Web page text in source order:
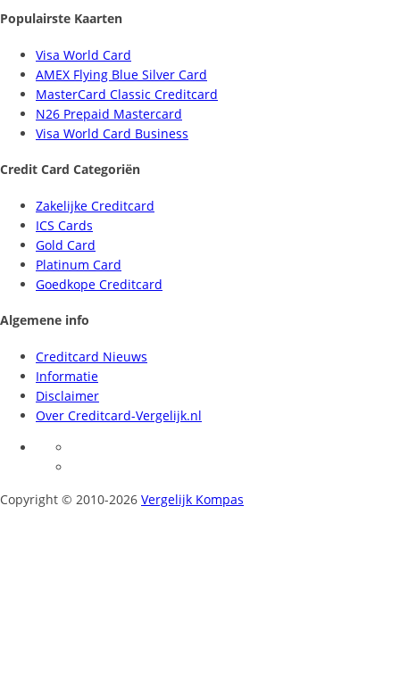
Populairste Kaarten
Visa World Card
AMEX Flying Blue Silver Card
MasterCard Classic Creditcard
N26 Prepaid Mastercard
Visa World Card Business
Credit Card Categoriën
Zakelijke Creditcard
ICS Cards
Gold Card
Platinum Card
Goedkope Creditcard
Algemene info
Creditcard Nieuws
Informatie
Disclaimer
Over Creditcard-Vergelijk.nl
Copyright © 2010-2026 Vergelijk Kompas